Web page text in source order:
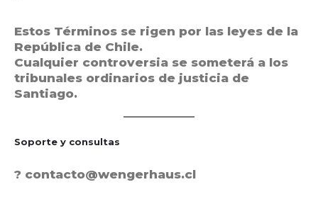
Estos Términos se rigen por las leyes de la
República de Chile.
Cualquier controversia se someterá a los
tribunales ordinarios de justicia de
Santiago.
Soporte y consultas
? contacto@wengerhaus.cl